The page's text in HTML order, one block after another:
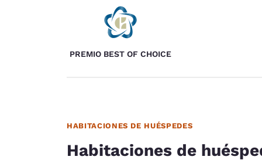
PREMIO BEST OF CHOICE
HABITACIONES DE HUÉSPEDES
Habitaciones de